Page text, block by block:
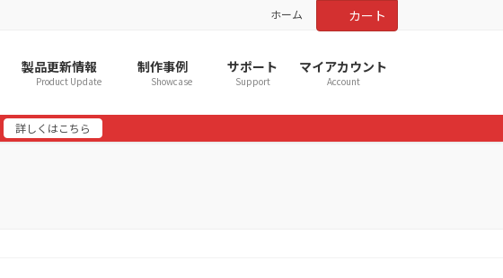
ホーム カート
製品更新情報
Product Update
制作事例
Showcase
サポート
Support
マイアカウント
Account
詳しくはこちら